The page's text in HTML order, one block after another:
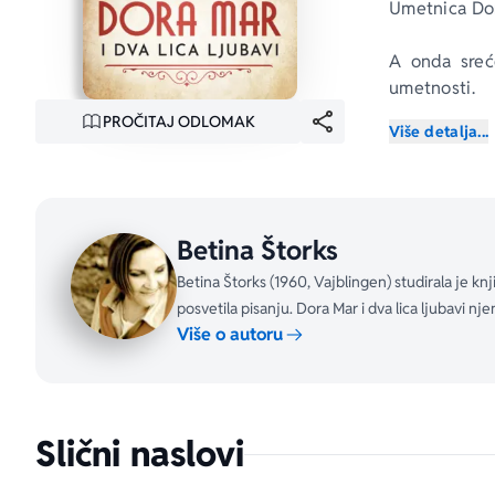
PROČITAJ ODLOMAK
Umetnica
A onda
umetnosti.
obeležava
Dora,
Više detalja...
Betina Štorks
Betina Štorks (1960, Vajblingen) studirala je
posvetila pisanju. Dora Mar i dva lica ljubavi
Više o autoru
Slični naslovi